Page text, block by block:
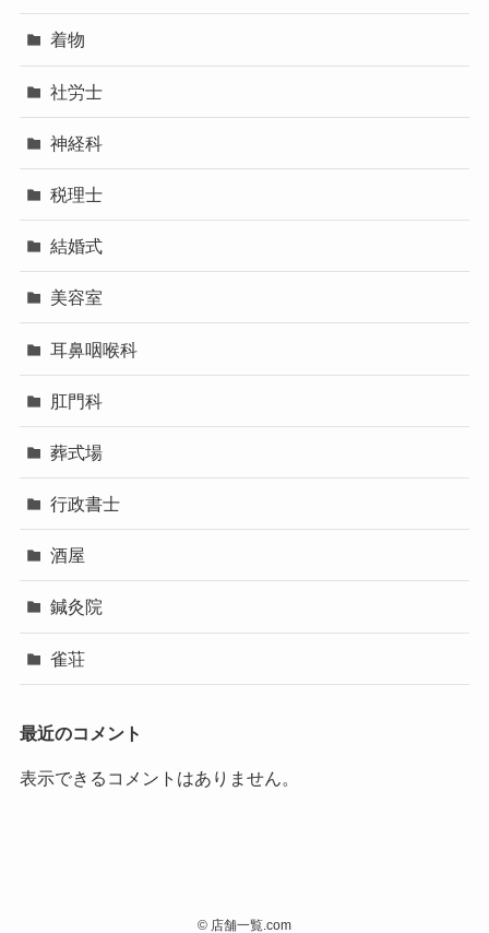
着物
社労士
神経科
税理士
結婚式
美容室
耳鼻咽喉科
肛門科
葬式場
行政書士
酒屋
鍼灸院
雀荘
最近のコメント
表示できるコメントはありません。
© 店舗一覧.com